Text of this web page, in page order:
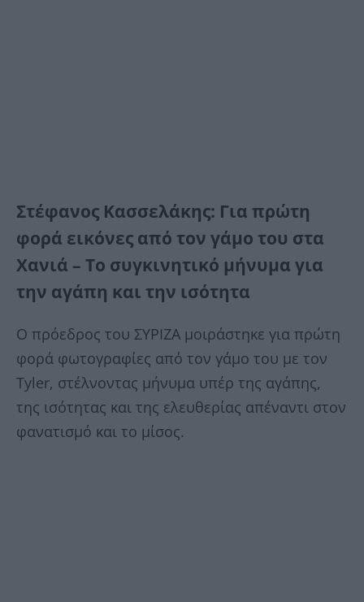
Στέφανος Κασσελάκης: Για πρώτη
φορά εικόνες από τον γάμο του στα
Χανιά – Το συγκινητικό μήνυμα για
την αγάπη και την ισότητα
Ο πρόεδρος του ΣΥΡΙΖΑ μοιράστηκε για πρώτη
φορά φωτογραφίες από τον γάμο του με τον
Tyler, στέλνοντας μήνυμα υπέρ της αγάπης,
της ισότητας και της ελευθερίας απέναντι στον
φανατισμό και το μίσος.